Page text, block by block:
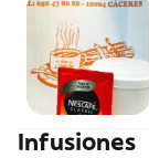
Infusiones